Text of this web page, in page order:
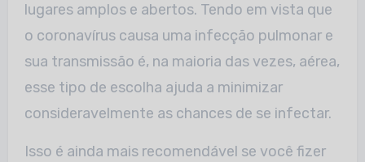
lugares amplos e abertos. Tendo em vista que
o coronavírus causa uma infecção pulmonar e
sua transmissão é, na maioria das vezes, aérea,
esse tipo de escolha ajuda a minimizar
consideravelmente as chances de se infectar.
Isso é ainda mais recomendável se você fizer